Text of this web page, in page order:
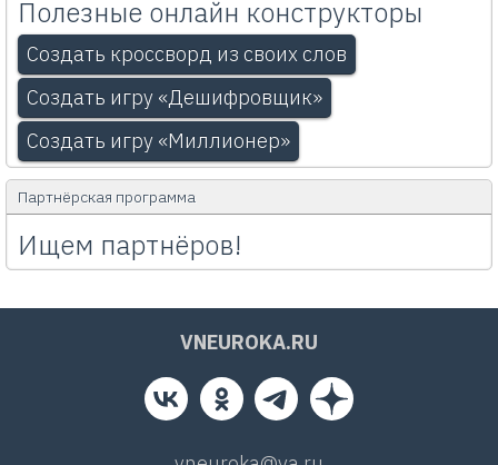
Полезные онлайн конструкторы
Создать кроссворд из своих слов
Создать игру «Дешифровщик»
Создать игру «Миллионер»
Партнёрская программа
Ищем партнёров!
VNEUROKA.RU